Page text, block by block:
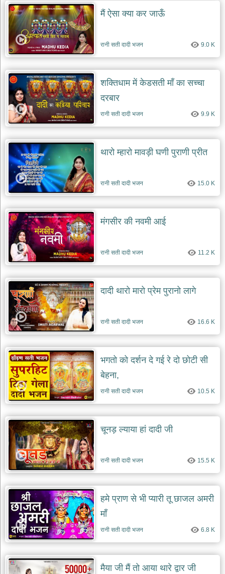
मैं ऐसा क्या कर जाऊँ
रानी सती दादी भजन 9.0 K
शक्तिधाम में केडसती माँ का सच्चा
दरबार
रानी सती दादी भजन 9.9 K
थारो म्हारो मावड़ी घणी पुराणी प्रीत
रानी सती दादी भजन 15.0 K
मंगसीर की नवमी आई
रानी सती दादी भजन 11.2 K
दादी थारो मारो प्रेम पुरानो लागे
रानी सती दादी भजन 16.6 K
भगतो को दर्शन दे गई रे दो छोटी सी
बेहना,
रानी सती दादी भजन 10.5 K
चूनड़ ल्याया हां दादी जी
रानी सती दादी भजन 15.5 K
हमे प्राण से भी प्यारी तू छाजल अमरी
माँ
रानी सती दादी भजन 6.8 K
मैया जी मैं तो आया थारे द्वार जी